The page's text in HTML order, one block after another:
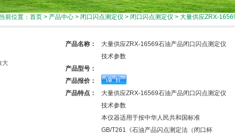
当前位置： 首页 > 产品中心 > 闭口闪点测定仪 > 闭口闪点测定仪 > 大量供应ZRX-16569石油产品闭口闪点
大
产品名称：
大量供应ZRX-16569石油产品闭口闪点测定仪
技术参数
产品型号：
产品报价：
产品特点：
大量供应ZRX-16569石油产品闭口闪点测定仪
技术参数
本仪器适用于按中华人民共和国标准
GB/T261《石油产品闪点测定法（闭口杯